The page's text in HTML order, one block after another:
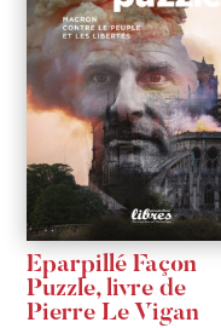
Eparpillé Façon
Puzzle, livre de
Pierre Le Vigan